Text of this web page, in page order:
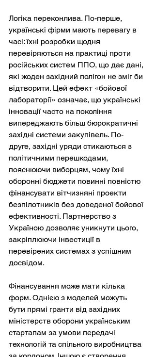
Логіка переконлива. По-перше,
українські фірми мають перевагу в
часі: їхні розробки щодня
перевіряються на практиці проти
російських систем ППО, що дає дані,
які жоден західний полігон не зміг би
відтворити. Цей ефект «бойової
лабораторії» означає, що українські
інновації часто на покоління
випереджають більш бюрократичні
західні системи закупівель. По-
друге, західні уряди стикаються з
політичними перешкодами,
пояснюючи виборцям, чому їхні
оборонні бюджети повинні повністю
фінансувати вітчизняні проекти
безпілотників без доведеної бойової
ефективності. Партнерство з
Україною дозволяє уникнути цього,
закріплюючи інвестиції в
перевірених системах з успішним
досвідом.
Фінансування може мати кілька
форм. Однією з моделей можуть
бути прямі гранти від західних
міністерств оборони українським
стартапам за умови передачі
технологій та спільного виробництва